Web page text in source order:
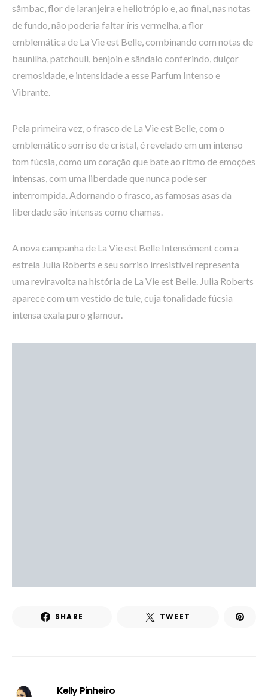
sâmbac, flor de laranjeira e heliotrópio e, ao final, nas notas
de fundo, não poderia faltar íris vermelha, a flor
emblemática de La Vie est Belle, combinando com notas de
baunilha, patchouli, benjoin e sândalo conferindo, dulçor
cremosidade, e intensidade a esse Parfum Intenso e
Vibrante.
Pela primeira vez, o frasco de La Vie est Belle, com o
emblemático sorriso de cristal, é revelado em um intenso
tom fúcsia, como um coração que bate ao ritmo de emoções
intensas, com uma liberdade que nunca pode ser
interrompida. Adornando o frasco, as famosas asas da
liberdade são intensas como chamas.
A nova campanha de La Vie est Belle Intensément com a
estrela Julia Roberts e seu sorriso irresistível representa
uma reviravolta na história de La Vie est Belle. Julia Roberts
aparece com um vestido de tule, cuja tonalidade fúcsia
intensa exala puro glamour.
SHARE TWEET
Kelly Pinheiro